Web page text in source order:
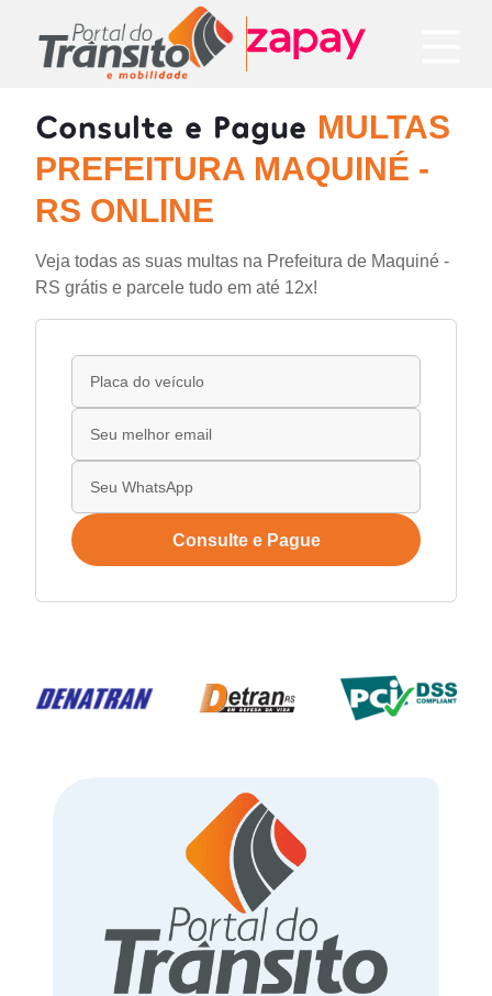
Consulte e Pague MULTAS
PREFEITURA MAQUINÉ -
RS ONLINE
Veja todas as suas multas na Prefeitura de Maquiné -
RS grátis e parcele tudo em até 12x!
Consulte e Pague